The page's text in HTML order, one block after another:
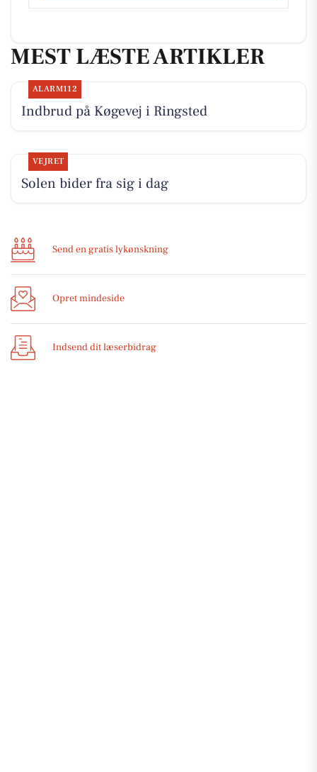
MEST LÆSTE ARTIKLER
ALARM112
Indbrud på Køgevej i Ringsted
VEJRET
Solen bider fra sig i dag
Send en gratis lykønskning
Opret mindeside
Indsend dit læserbidrag